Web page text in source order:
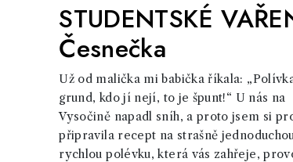
STUDENTSKÉ
Česnečka
Už od malička mi babička říkala:
grund, kdo jí nejí, to je špunt!“ U nás na
Vysočině napadl sníh, a proto jsem si
připravila recept na strašně
rychlou polévku, která vás zahřeje,